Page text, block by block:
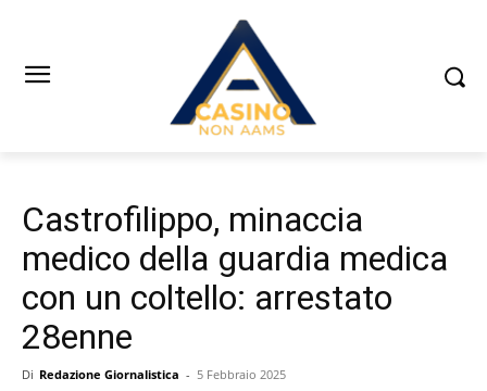
Castrofilippo, minaccia
medico della guardia medica
con un coltello: arrestato
28enne
Di Redazione Giornalistica - 5 Febbraio 2025